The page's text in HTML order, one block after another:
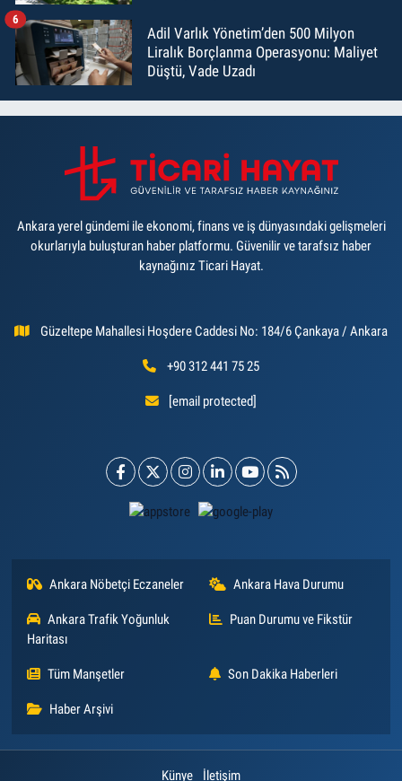
Adil Varlık Yönetim’den 500 Milyon
Liralık Borçlanma Operasyonu: Maliyet
Düştü, Vade Uzadı
6
Ankara yerel gündemi ile ekonomi, finans ve iş dünyasındaki gelişmeleri
okurlarıyla buluşturan haber platformu. Güvenilir ve tarafsız haber
kaynağınız Ticari Hayat.
Güzeltepe Mahallesi Hoşdere Caddesi No: 184/6 Çankaya / Ankara
+90 312 441 75 25
[email protected]
Ankara Nöbetçi Eczaneler Ankara Hava Durumu
Ankara Trafik Yoğunluk
Haritası
Puan Durumu ve Fikstür
Tüm Manşetler Son Dakika Haberleri
Haber Arşivi
Künye İletişim